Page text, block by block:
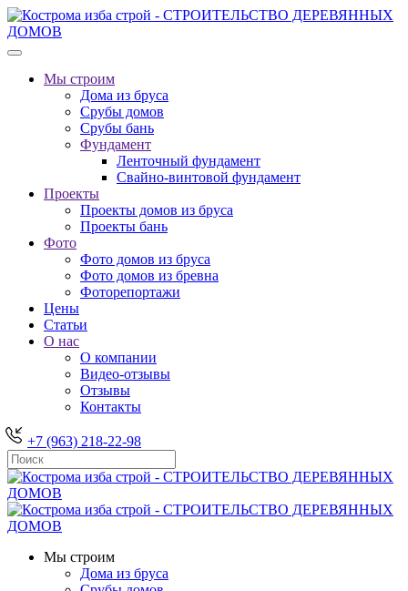
Мы строим
Дома из бруса
Срубы домов
Срубы бань
Фундамент
Ленточный фундамент
Свайно-винтовой фундамент
Проекты
Проекты домов из бруса
Проекты бань
Фото
Фото домов из бруса
Фото домов из бревна
Фоторепортажи
Цены
Статьи
О нас
О компании
Видео-отзывы
Отзывы
Контакты
+7 (963) 218-22-98
Мы строим
Дома из бруса